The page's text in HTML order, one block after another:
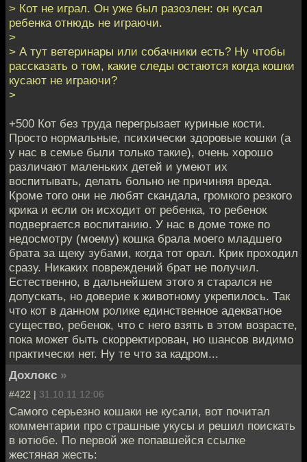
> Кот не играл. Он уже был разозлен: он кусал
ребенка отнюдь не играючи.
>
> А тут ветеринары или собачники есть? Ну чтобы
рассказать о том, какие следы остаются когда кошки
кусают не играючи?
>
+500 Кот без труда перегрызает куриные кости.
Просто нормальные, психически здоровые кошки (а
у нас в семье были только такие), очень хорошо
различают маленьких детей и умеют их
воспитывать, делать больно не причиняя вреда.
Кроме того они не любят скандала, громкого резкого
крика и если он исходит от ребенка, то ребенок
подвергается воспитанию. У нас в доме тоже по
недосмотру (моему) кошка брала моего младшего
брата за щеку зубами, когда тот орал. Крик проходил
сразу. Никаких повреждений брат не получил.
Естественно, в дальнейшем этого я старался не
допускать, но доверие к животному укрепилось. Так
что кот в данном ролике единственное адекватное
существо, ребенок, что с него взять в этом возрасте,
пока может быть скорректирован, но шансов видимо
практически нет. Ну те что за кадром...
Дохлокс »
#422 | 31.10.11 12:06
Самого серьезно кошаки не кусали, вот почитал
комментарии про страшные укусы и решил поискать
в ютюбе. По первой же попавшейся ссылке
жестяная жесть: